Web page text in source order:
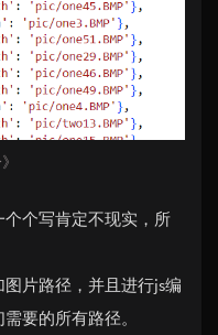
个写肯定不现实，所
片路径，并且进行js编
要的所有路径。